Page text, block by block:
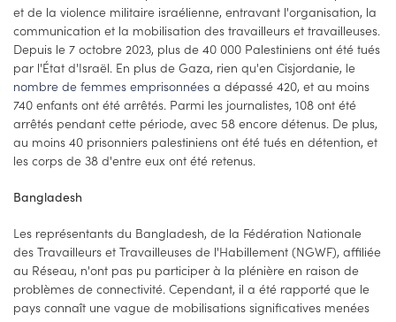
et de la violence militaire israélienne, entravant l'organisation, la
communication et la mobilisation des travailleurs et travailleuses.
Depuis le 7 octobre 2023, plus de 40 000 Palestiniens ont été tués
par l'État d'Israël. En plus de Gaza, rien qu'en Cisjordanie, le
nombre de femmes emprisonnées a dépassé 420, et au moins
740 enfants ont été arrêtés. Parmi les journalistes, 108 ont été
arrêtés pendant cette période, avec 58 encore détenus. De plus,
au moins 40 prisonniers palestiniens ont été tués en détention, et
les corps de 38 d'entre eux ont été retenus.
Bangladesh
Les représentants du Bangladesh, de la Fédération Nationale
des Travailleurs et Travailleuses de l'Habillement (NGWF), affiliée
au Réseau, n'ont pas pu participer à la plénière en raison de
problèmes de connectivité. Cependant, il a été rapporté que le
pays connaît une vague de mobilisations significatives menées